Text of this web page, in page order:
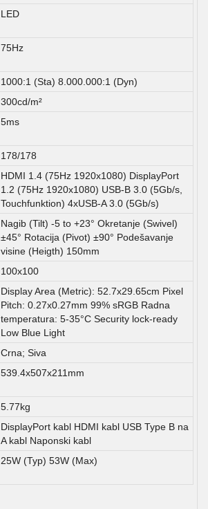
LED
75Hz
1000:1 (Sta) 8.000.000:1 (Dyn)
300cd/m²
5ms
178/178
HDMI 1.4 (75Hz 1920x1080) DisplayPort
1.2 (75Hz 1920x1080) USB-B 3.0 (5Gb/s,
Touchfunktion) 4xUSB-A 3.0 (5Gb/s)
Nagib (Tilt) -5 to +23° Okretanje (Swivel)
±45° Rotacija (Pivot) ±90° Podešavanje
visine (Heigth) 150mm
100x100
Display Area (Metric): 52.7x29.65cm Pixel
Pitch: 0.27x0.27mm 99% sRGB Radna
temperatura: 5-35°C Security lock-ready
Low Blue Light
Crna; Siva
539.4x507x211mm
5.77kg
DisplayPort kabl HDMI kabl USB Type B na
A kabl Naponski kabl
25W (Typ) 53W (Max)